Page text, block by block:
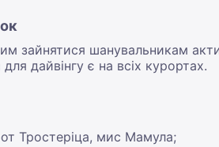
зайнятися шанувальникам
дайвінгу є на всіх курортах.
Тростеріца, мис Мамула;